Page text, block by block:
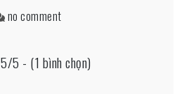
no commenton
đi
5/5 - (1 bình chọn)